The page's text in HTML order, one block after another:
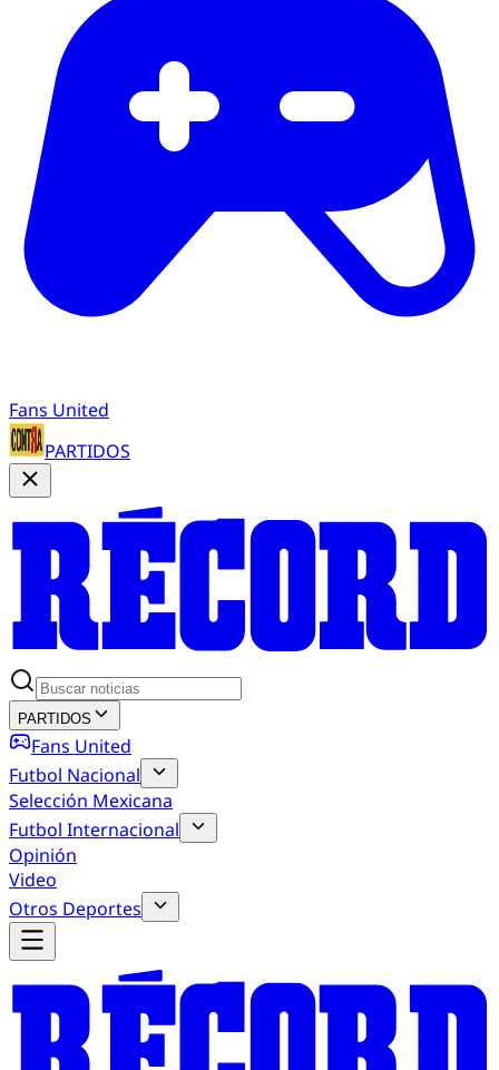
Fans United
PARTIDOS
PARTIDOS
Fans United
Futbol Nacional
Selección Mexicana
Futbol Internacional
Opinión
Video
Otros Deportes